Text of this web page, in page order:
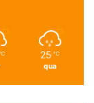
25 ℃
qua